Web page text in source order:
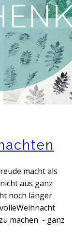
macht als
aus ganz
noch länger
machen - ganz